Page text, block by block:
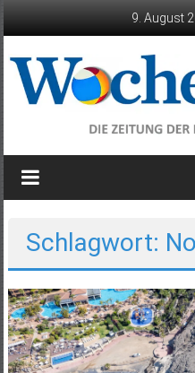
9. August
Wochenblatt
die
Kanarischen
Inseln
Schlagwort: